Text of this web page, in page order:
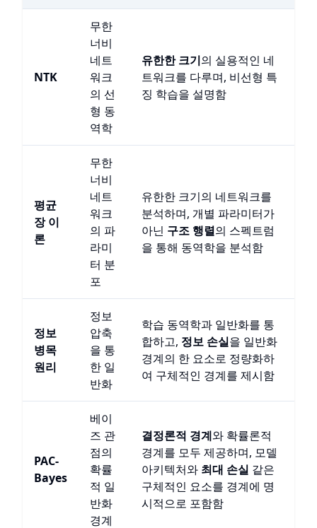
NTK
무한
너비
네트
워크
의 선
형 동
역학
유한한 크기의 실용적인 네
트워크를 다루며, 비선형 특
징 학습을 설명함
평균
장 이
론
무한
너비
네트
워크
의 파
라미
터 분
포
유한한 크기의 네트워크를
분석하며, 개별 파라미터가
아닌 구조 행렬의 스펙트럼
을 통해 동역학을 분석함
정보
병목
원리
정보
압축
을 통
한 일
반화
학습 동역학과 일반화를 통
합하고, 정보 손실을 일반화
경계의 한 요소로 정량화하
여 구체적인 경계를 제시함
PAC-
Bayes
베이
즈 관
점의
확률
적 일
반화
경계
결정론적 경계와 확률론적
경계를 모두 제공하며, 모델
아키텍처와 최대 손실 같은
구체적인 요소를 경계에 명
시적으로 포함함